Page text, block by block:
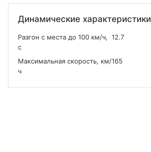
Динамические характеристики
Разгон с места до 100 км/ч,
с
12.7
Максимальная скорость, км/
ч
165